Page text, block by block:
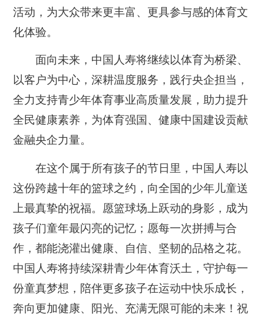
活动，为大众带来更丰富、更具参与感的体育文
化体验。
面向未来，中国人寿将继续以体育为桥梁、
以客户为中心，深耕温度服务，践行央企担当，
全力支持青少年体育事业高质量发展，助力提升
全民健康素养，为体育强国、健康中国建设贡献
金融央企力量。
在这个属于所有孩子的节日里，中国人寿以
这份跨越十年的篮球之约，向全国的少年儿童送
上最真挚的祝福。愿篮球场上跃动的身影，成为
孩子们童年最闪亮的记忆；愿每一次拼搏与合
作，都能浇灌出健康、自信、坚韧的品格之花。
中国人寿将持续深耕青少年体育沃土，守护每一
份童真梦想，陪伴更多孩子在运动中快乐成长，
奔向更加健康、阳光、充满无限可能的未来！祝